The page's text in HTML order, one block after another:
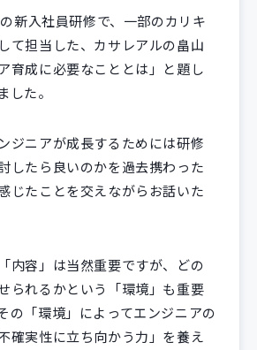
新入社員研修で、一部のカリキ
て担当した、カサレアルの畠山
育成に必要なこととは」と題し
した。
ジニアが成長するためには研修
したら良いのかを過去携わった
じたことを交えながらお話いた
内容」は当然重要ですが、どの
られるかという「環境」も重要
の「環境」によってエンジニアの
確実性に立ち向かう力」を養え